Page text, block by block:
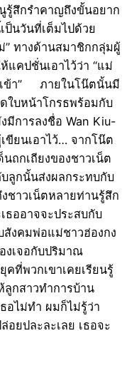
รู้สึกรำคาญถึงขั้นอยาก
นวันที่เต็มไปด้วย
” ทางด้านสมาชิกกลุ่มผู้
แคปชั่นเอาไว้ว่า “แม่
เข้า” ภายในโน๊ตนั้นมี
ใบหน้าโกรธพร้อมกับ
มีการลงชื่อ Wan Kiu-
ขียนเอาไว้… จากโน๊ต
ถกเถียงของชาวเน็ต
บลูกนั้นส่งผลกระทบกับ
ชาวเน็ตหลายท่านรู้สึก
ธออาจจะประสบกับ
งคมพ่อแม่ชาวฮ่องกง
งเจอกับปริมาณ
คที่พวกเขาเคยเรียนรู้
กสาวทำการบ้าน
อไม่ทำ ผมก็ไม่รู้ว่า
อยปละละเลย เธอจะ